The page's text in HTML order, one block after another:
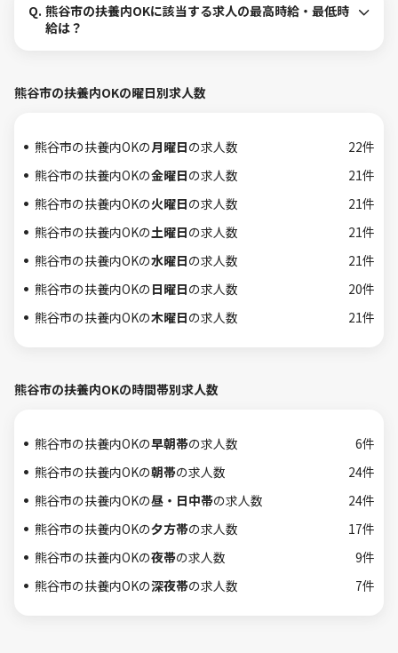
Q. 熊谷市の扶養内OKに該当する求人の最高時給・最低時
給は？
熊谷市の扶養内OKの曜日別求人数
熊谷市の扶養内OKの月曜日の求人数
22件
熊谷市の扶養内OKの金曜日の求人数
21件
熊谷市の扶養内OKの火曜日の求人数
21件
熊谷市の扶養内OKの土曜日の求人数
21件
熊谷市の扶養内OKの水曜日の求人数
21件
熊谷市の扶養内OKの日曜日の求人数
20件
熊谷市の扶養内OKの木曜日の求人数 21件
熊谷市の扶養内OKの時間帯別求人数
熊谷市の扶養内OKの早朝帯の求人数
6件
熊谷市の扶養内OKの朝帯の求人数
24件
熊谷市の扶養内OKの昼・日中帯の求人数
24件
熊谷市の扶養内OKの夕方帯の求人数
17件
熊谷市の扶養内OKの夜帯の求人数
9件
熊谷市の扶養内OKの深夜帯の求人数 7件